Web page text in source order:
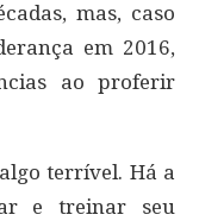
mas, caso
em 2016,
ao proferir
terrível. Há a
e treinar seu